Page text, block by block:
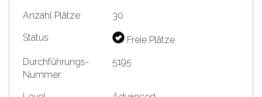
Anzahl Plätze
30
Status
Freie Plätze
Durchführungs-
Nummer
5195